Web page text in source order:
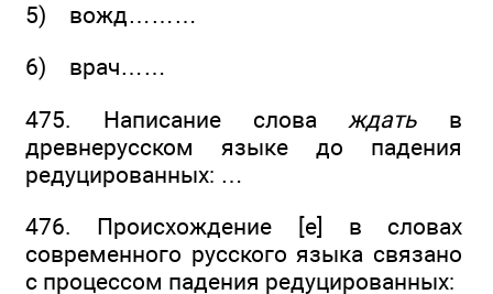
5) вожд………
6) врач……
475. Написание слова ждать в
древнерусском языке до падения
редуцированных: …
476. Происхождение [е] в словах
современного русского языка связано
с процессом падения редуцированных: